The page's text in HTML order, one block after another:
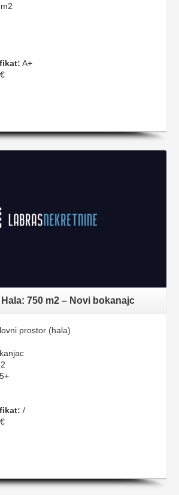
A+
750 m2 – Novi bokanajc
prostor (hala)
5+
/